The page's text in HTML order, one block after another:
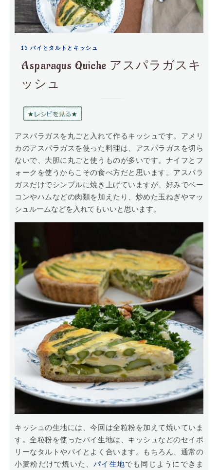
15 パイとタルトとキッシュ
Asparagus Quiche アスパラガスキ
ッシュ
アスパラガスを丸ごと入れて作るキッシュです。アメリ
カのアスパラガスを使った料理は、アスパラガスを切ら
ないで、大胆に丸ごと使うものが多いです。ナイフとフ
ォークを使うからこその食べ方だと思います。アスパラ
ガスだけでシンプルに焼き上げていますが、好みでベー
コンやハムなどの肉類を加えたり、炒めた玉ねぎやマッ
シュルームなどを入れてもいいと思います。
キッシュの生地には、今回は全粒粉を加えて焼いていま
す。全粒粉を使ったパイ生地は、キッシュなどのセイボ
リーなタルトやパイとよく合います。もちろん、通常の
小麦粉だけで焼いた、パイ生地でも同じようにできま